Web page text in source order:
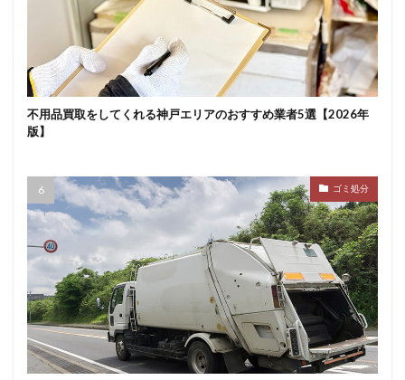
不用品買取をしてくれる神戸エリアのおすすめ業者5選【2026年
版】
ゴミ処分